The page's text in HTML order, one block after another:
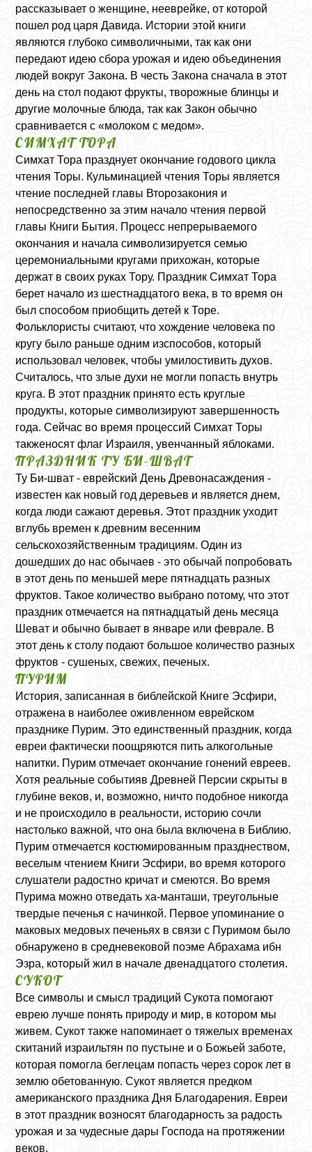
рассказывает о женщине, нееврейке, от которой
пошел род царя Давида. Истории этой книги
являются глубоко символичными, так как они
передают идею сбора урожая и идею объединения
людей вокруг Закона. В честь Закона сначала в этот
день на стол подают фрукты, творожные блинцы и
другие молочные блюда, так как Закон обычно
сравнивается с «молоком с медом».
СИМХАТ ТОРА
Симхат Тора празднует окончание годового цикла
чтения Торы. Кульминацией чтения Торы является
чтение последней главы Второзакония и
непосредственно за этим начало чтения первой
главы Книги Бытия. Процесс непрерываемого
окончания и начала символизируется семью
церемониальными кругами прихожан, которые
держат в своих руках Тору. Праздник Симхат Тора
берет начало из шестнадцатого века, в то время он
был способом приобщить детей к Торе.
Фольклористы считают, что хождение человека по
кругу было раньше одним изспособов, который
использовал человек, чтобы умилостивить духов.
Считалось, что злые духи не могли попасть внутрь
круга. В этот праздник принято есть круглые
продукты, которые символизируют завершенность
года. Сейчас во время процессий Симхат Торы
такженосят флаг Израиля, увенчанный яблоками.
ПРАЗДНИК ТУ БИ-ШВАТ
Ту Би-шват - еврейский День Древонасаждения -
известен как новый год деревьев и является днем,
когда люди сажают деревья. Этот праздник уходит
вглубь времен к древним весенним
сельскохозяйственным традициям. Один из
дошедших до нас обычаев - это обычай попробовать
в этот день по меньшей мере пятнадцать разных
фруктов. Такое количество выбрано потому, что этот
праздник отмечается на пятнадцатый день месяца
Шеват и обычно бывает в январе или феврале. В
этот день к столу подают большое количество разных
фруктов - сушеных, свежих, печеных.
ПУРИМ
История, записанная в библейской Книге Эсфири,
отражена в наиболее оживленном еврейском
празднике Пурим. Это единственный праздник, когда
евреи фактически поощряются пить алкогольные
напитки. Пурим отмечает окончание гонений евреев.
Хотя реальные событияв Древней Персии скрыты в
глубине веков, и, возможно, ничто подобное никогда
и не происходило в реальности, историю сочли
настолько важной, что она была включена в Библию.
Пурим отмечается костюмированным празднеством,
веселым чтением Книги Эсфири, во время которого
слушатели радостно кричат и смеются. Во время
Пурима можно отведать ха-манташи, треугольные
твердые печенья с начинкой. Первое упоминание о
маковых медовых печеньях в связи с Пуримом было
обнаружено в средневековой поэме Абрахама ибн
Эзра, который жил в начале двенадцатого столетия.
СУКОТ
Все символы и смысл традиций Сукота помогают
еврею лучше понять природу и мир, в котором мы
живем. Сукот также напоминает о тяжелых временах
скитаний израильтян по пустыне и о Божьей заботе,
которая помогла беглецам попасть через сорок лет в
землю обетованную. Сукот является предком
американского праздника Дня Благодарения. Евреи
в этот праздник возносят благодарность за радость
урожая и за чудесные дары Господа на протяжении
веков.